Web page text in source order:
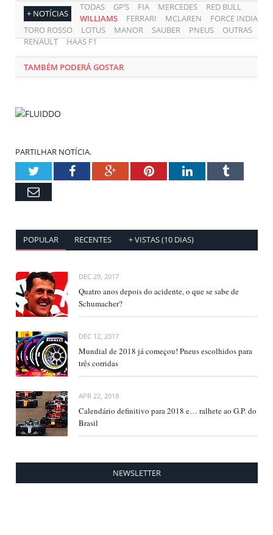
+ NOTÍCIAS
TODAS GP’S FIA MERCEDES
RED BULL
WILLIAMS
FERRARI MCLAREN
FORCE INDIA
TORO ROSSO
LOTUS MANOR SAUBER PNEUS
OUTRAS
RENAULT
HAAS F1
TAMBÉM PODERÁ GOSTAR
PARTILHAR NOTÍCIA.
TwitterFacebookGoogle+PinterestLinkedInTumblr
Email
POPULAR RECENTES + VISTAS (10 DIAS)
DEC 29, 2017
Quatro anos depois do acidente, o que se sabe de
Schumacher?
DEC 12, 2017
Mundial de 2018 já começou! Pneus escolhidos para
três corridas
APR 22, 2018
Calendário definitivo para 2018 e… ralhete ao G.P. do
Brasil
NEWSLETTER